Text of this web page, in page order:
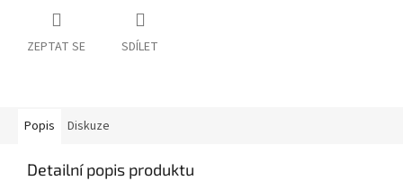
ZEPTAT SE SDÍLET
Popis Diskuze
Detailní popis produktu